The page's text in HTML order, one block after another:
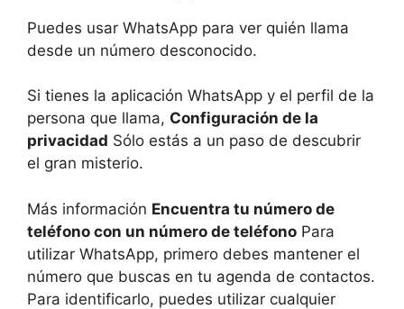
Puedes usar WhatsApp para ver quién llama
desde un número desconocido.
Si tienes la aplicación WhatsApp y el perfil de la
persona que llama, Configuración de la
privacidad Sólo estás a un paso de descubrir
el gran misterio.
Más información Encuentra tu número de
teléfono con un número de teléfono Para
utilizar WhatsApp, primero debes mantener el
número que buscas en tu agenda de contactos.
Para identificarlo, puedes utilizar cualquier